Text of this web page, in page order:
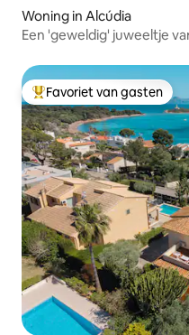
Woning in Alcúdia
Een 'geweldig' juweeltje
Topfavoriet van gasten
Favoriet van gasten